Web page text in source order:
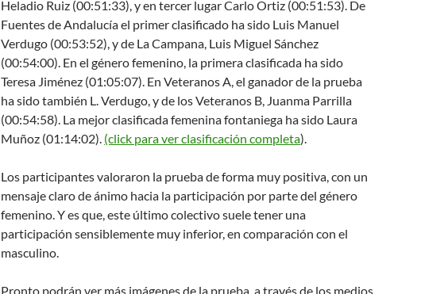
Heladio Ruiz (00:51:33), y en tercer lugar Carlo Ortiz (00:51:53). De
Fuentes de Andalucía el primer clasificado ha sido Luis Manuel
Verdugo (00:53:52), y de La Campana, Luis Miguel Sánchez
(00:54:00). En el género femenino, la primera clasificada ha sido
Teresa Jiménez (01:05:07). En Veteranos A, el ganador de la prueba
ha sido también L. Verdugo, y de los Veteranos B, Juanma Parrilla
(00:54:58). La mejor clasificada femenina fontaniega ha sido Laura
Muñoz (01:14:02). (click para ver clasificación completa).
Los participantes valoraron la prueba de forma muy positiva, con un
mensaje claro de ánimo hacia la participación por parte del género
femenino. Y es que, este último colectivo suele tener una
participación sensiblemente muy inferior, en comparación con el
masculino.
Pronto podrán ver más imágenes de la prueba, a través de los medios